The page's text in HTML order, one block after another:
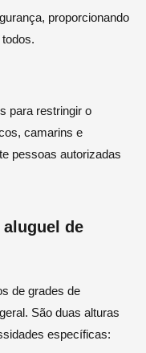
proporcionando
para restringir o
camarins e
pessoas autorizadas
aluguel de
de grades de
São duas alturas
específicas: